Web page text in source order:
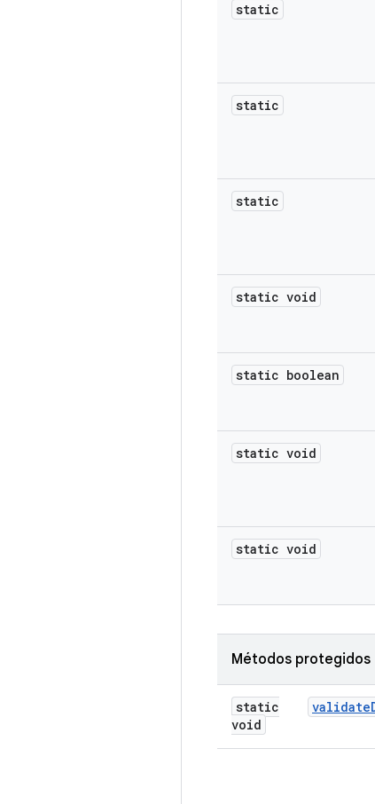
static
static
static
static void
static boolean
static void
static void
Métodos protegidos
static
void
validate